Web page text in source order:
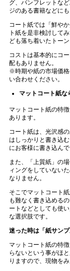
グ、パンフレットな
ジのある書籍などに
コート紙では「鮮や
ト紙を是非検討して
ども落ち着いたトー
コストは基本的にコ
配もありません。
※時期や紙の市場価
い合わせください。
マットコート紙な
マットコート紙の特
あります。
コート紙は、光沢感
はしっかりと書き込
にお客様に書き込ん
また、「上質紙」の
ィングをしていない
なりません。
そこでマットコート
も難なく書き込める
ートなどとしても使
な選択肢です。
迷った時は「紙サン
マットコート紙の特
らないという事がほ
りますので、現物を